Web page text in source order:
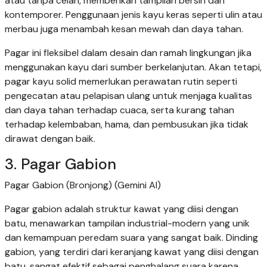
kontemporer. Penggunaan jenis kayu keras seperti ulin atau
merbau juga menambah kesan mewah dan daya tahan.
Pagar ini fleksibel dalam desain dan ramah lingkungan jika
menggunakan kayu dari sumber berkelanjutan. Akan tetapi,
pagar kayu solid memerlukan perawatan rutin seperti
pengecatan atau pelapisan ulang untuk menjaga kualitas
dan daya tahan terhadap cuaca, serta kurang tahan
terhadap kelembaban, hama, dan pembusukan jika tidak
dirawat dengan baik.
3. Pagar Gabion
Pagar Gabion (Bronjong) (Gemini AI)
Pagar gabion adalah struktur kawat yang diisi dengan
batu, menawarkan tampilan industrial-modern yang unik
dan kemampuan peredam suara yang sangat baik. Dinding
gabion, yang terdiri dari keranjang kawat yang diisi dengan